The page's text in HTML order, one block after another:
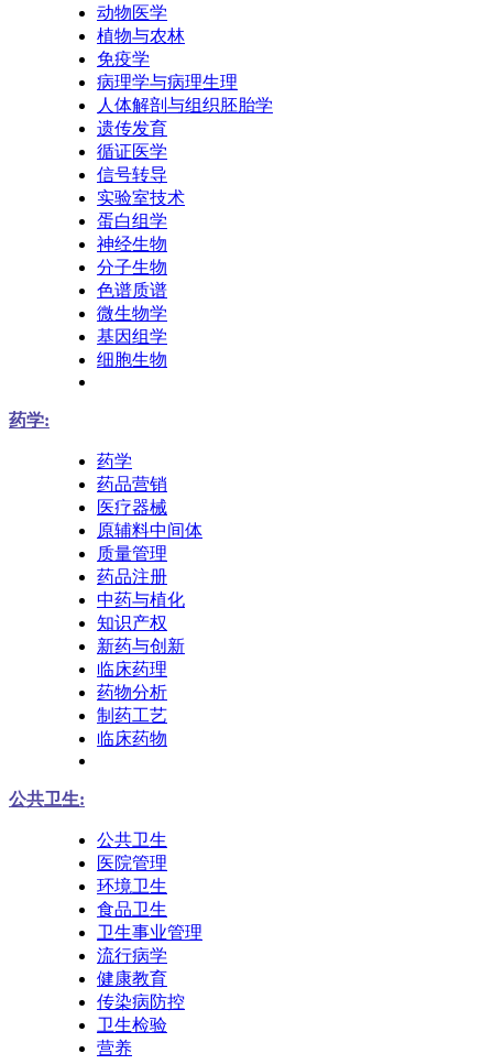
动物医学
植物与农林
免疫学
病理学与病理生理
人体解剖与组织胚胎学
遗传发育
循证医学
信号转导
实验室技术
蛋白组学
神经生物
分子生物
色谱质谱
微生物学
基因组学
细胞生物
药学:
药学
药品营销
医疗器械
原辅料中间体
质量管理
药品注册
中药与植化
知识产权
新药与创新
临床药理
药物分析
制药工艺
临床药物
公共卫生:
公共卫生
医院管理
环境卫生
食品卫生
卫生事业管理
流行病学
健康教育
传染病防控
卫生检验
营养